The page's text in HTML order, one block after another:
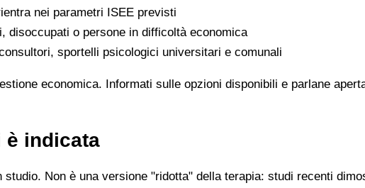
nei parametri ISEE previsti
disoccupati o persone in difficoltà economica
sportelli psicologici universitari e comunali
economica. Informati sulle opzioni disponibili e parlane
è indicata
Non è una versione "ridotta" della terapia: studi recenti